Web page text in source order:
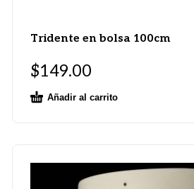
Tridente en bolsa 100cm
$149.00
Añadir al carrito